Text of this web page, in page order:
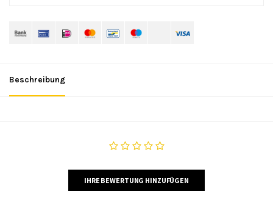
Beschreibung
IHRE BEWERTUNG HINZUFÜGEN